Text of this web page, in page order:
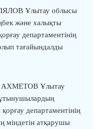
Ұлытау облысы
және халықты
департаментінің
тағайындалды
Ұлытау
департаментінің
міндетін атқарушы